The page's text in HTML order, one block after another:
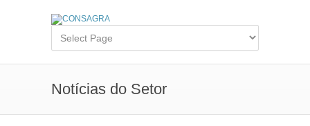
Notícias do Setor